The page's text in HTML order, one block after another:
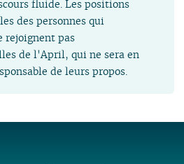
fluide. Les positions
des personnes qui
rejoignent pas
de l'April, qui ne sera en
de leurs propos.